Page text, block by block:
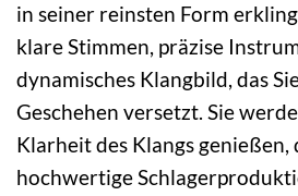
in seiner reinsten Form
klare Stimmen, präzise
dynamisches Klangbild, das
Geschehen versetzt. Sie
Klarheit des Klangs
hochwertige